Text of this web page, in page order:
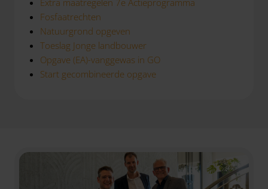
Extra maatregelen 7e Actieprogramma
Fosfaatrechten
Natuurgrond opgeven
Toeslag Jonge landbouwer
Opgave (EA)-vanggewas in GO
Start gecombineerde opgave